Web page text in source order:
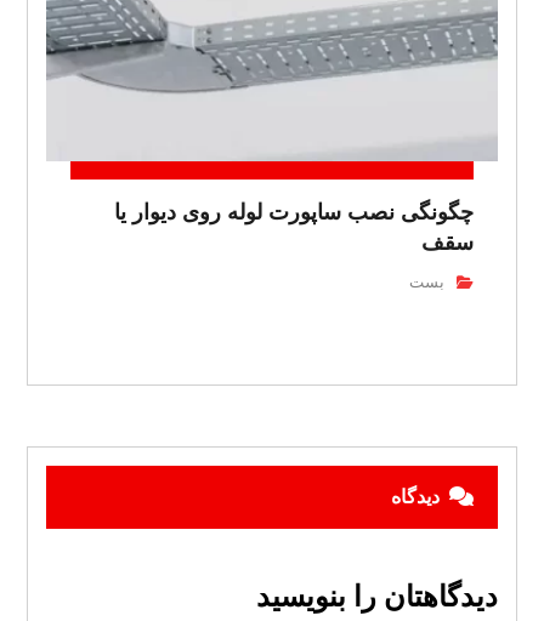
چگونگی نصب ساپورت لوله روی دیوار یا
سقف
بست
دیدگاه
دیدگاهتان را بنویسید